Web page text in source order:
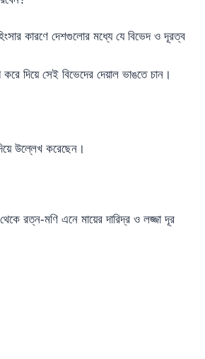
কারণে দেশগুলোর মধ্যে যে বিভেদ ও দূরত্ব
দিয়ে সেই বিভেদের দেয়াল ভাঙতে চান।
উল্লেখ করেছেন।
রত্ন-মণি এনে মায়ের দারিদ্র ও লজ্জা দূর